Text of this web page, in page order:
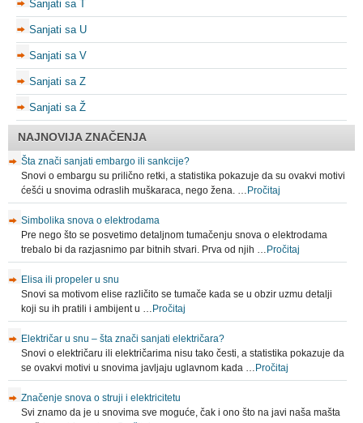
Sanjati sa T
Sanjati sa U
Sanjati sa V
Sanjati sa Z
Sanjati sa Ž
NAJNOVIJA ZNAČENJA
Šta znači sanjati embargo ili sankcije?
Snovi o embargu su prilično retki, a statistika pokazuje da su ovakvi motivi
ćešći u snovima odraslih muškaraca, nego žena. … Pročitaj
Simbolika snova o elektrodama
Pre nego što se posvetimo detaljnom tumačenju snova o elektrodama
trebalo bi da razjasnimo par bitnih stvari. Prva od njih … Pročitaj
Elisa ili propeler u snu
Snovi sa motivom elise različito se tumače kada se u obzir uzmu detalji
koji su ih pratili i ambijent u … Pročitaj
Električar u snu – šta znači sanjati električara?
Snovi o električaru ili električarima nisu tako česti, a statistika pokazuje da
se ovakvi motivi u snovima javljaju uglavnom kada … Pročitaj
Značenje snova o struji i elektricitetu
Svi znamo da je u snovima sve moguće, čak i ono što na javi naša mašta